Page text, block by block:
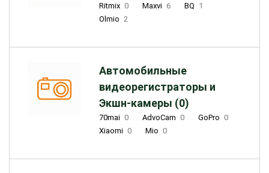
Ritmix 0 Maxvi 6 BQ 1
Olmio 2
Автомобильные
видеорегистраторы и
Экшн-камеры (0)
70mai 0 AdvoCam 0 GoPro 0
Xiaomi 0 Mio 0